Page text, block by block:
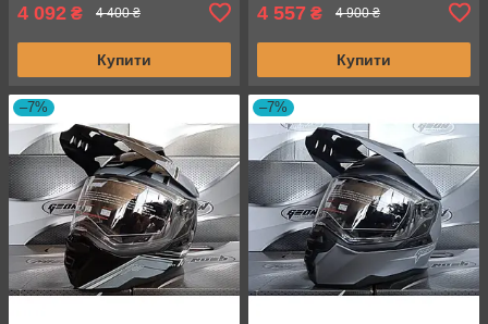
4 092 ₴ 4 400 ₴
Купити
4 557 ₴ 4 900 ₴
Купити
–7% –7%